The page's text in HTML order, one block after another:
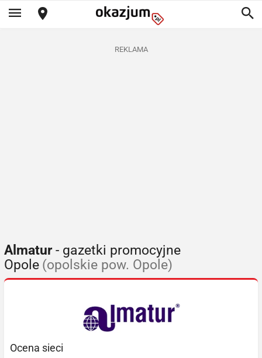
REKLAMA
Almatur- gazetki promocyjne
Opole (opolskie pow. Opole)
Ocena sieci